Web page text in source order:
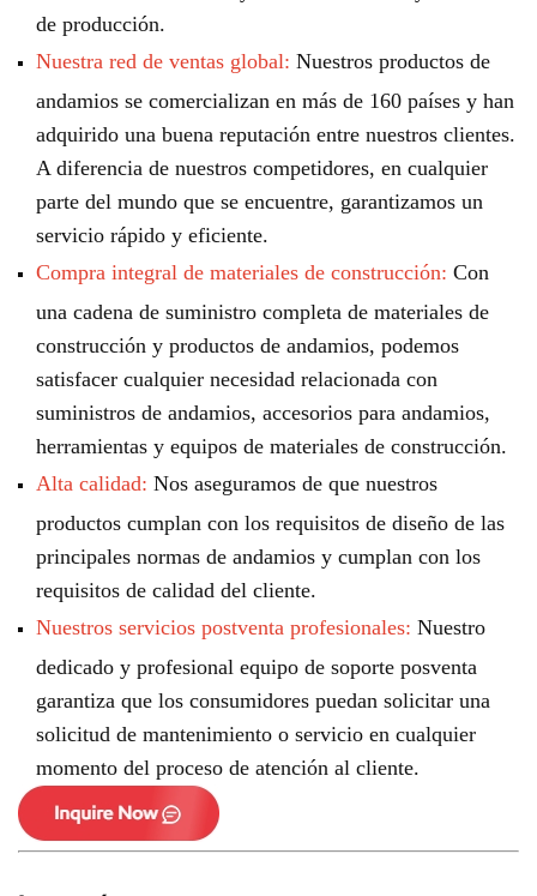
de producción.
Nuestra red de ventas global: Nuestros productos de
andamios se comercializan en más de 160 países y han
adquirido una buena reputación entre nuestros clientes.
A diferencia de nuestros competidores, en cualquier
parte del mundo que se encuentre, garantizamos un
servicio rápido y eficiente.
Compra integral de materiales de construcción: Con
una cadena de suministro completa de materiales de
construcción y productos de andamios, podemos
satisfacer cualquier necesidad relacionada con
suministros de andamios, accesorios para andamios,
herramientas y equipos de materiales de construcción.
Alta calidad: Nos aseguramos de que nuestros
productos cumplan con los requisitos de diseño de las
principales normas de andamios y cumplan con los
requisitos de calidad del cliente.
Nuestros servicios postventa profesionales: Nuestro
dedicado y profesional equipo de soporte posventa
garantiza que los consumidores puedan solicitar una
solicitud de mantenimiento o servicio en cualquier
momento del proceso de atención al cliente.